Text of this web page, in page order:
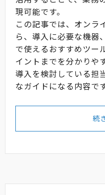
現可能です。
この記事では、オンラ
ら、導入に必要な機器
で使えるおすすめツー
イントまでを分かりや
導入を検討している担
なガイドになる内容です
続